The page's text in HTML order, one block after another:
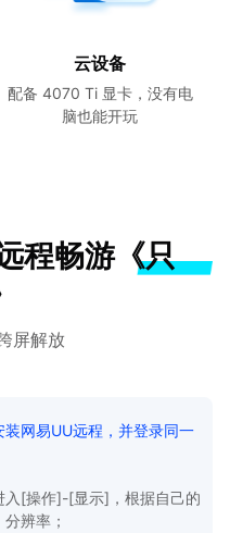
云设备
配备 4070 Ti 显卡，没有电
脑也能开玩
程畅游《只
屏解放
网易UU远程，并登录同一
入[操作]-[显示]，根据自己的
辨率；